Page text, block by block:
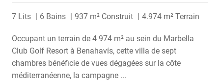
7 Lits 6 Bains 937 m² Construit 4.974 m² Terrain
Occupant un terrain de 4 974 m² au sein du Marbella
Club Golf Resort à Benahavís, cette villa de sept
chambres bénéficie de vues dégagées sur la côte
méditerranéenne, la campagne ...